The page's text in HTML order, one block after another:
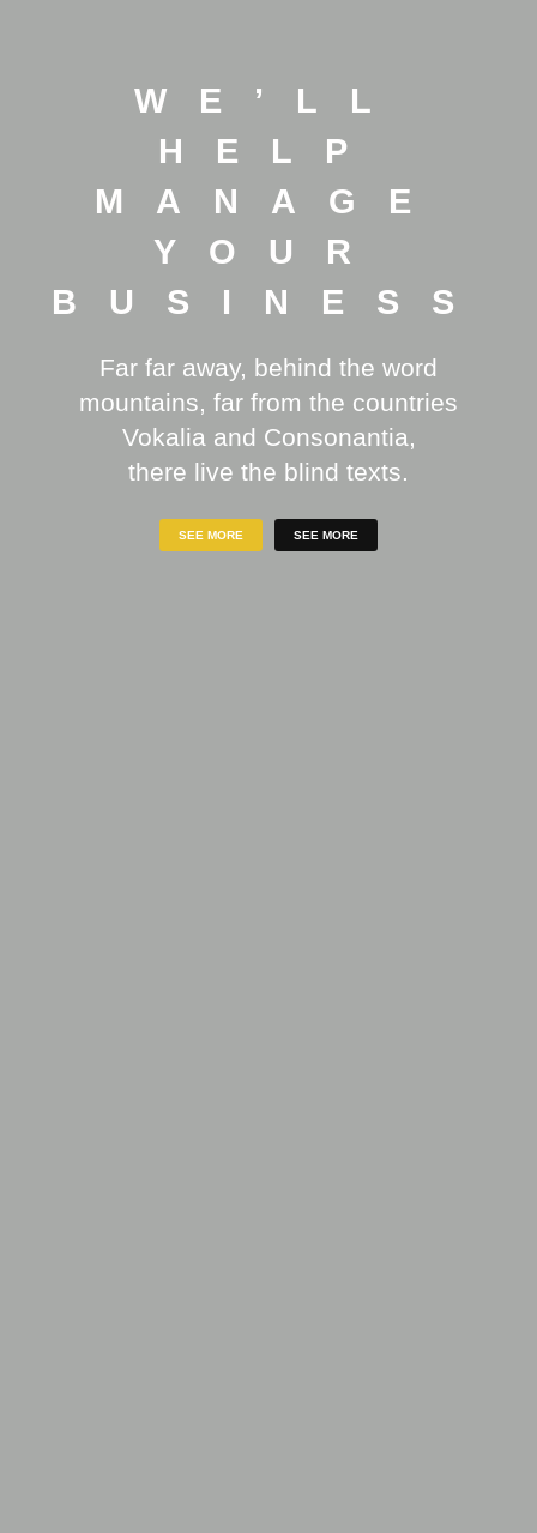
WE’LL
HELP
MANAGE
YOUR
BUSINESS
Far far away, behind the word
mountains, far from the countries
Vokalia and Consonantia,
there live the blind texts.
SEE MORE SEE MORE